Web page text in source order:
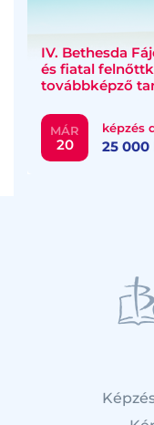
IV. Bethesda
és fiatal
továbbképző
MÁR
20
képzés
25 000